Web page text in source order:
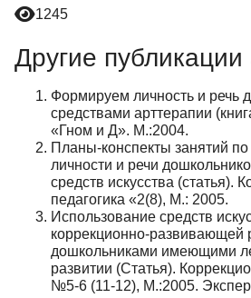
1245
Другие публикации
Формируем личность и речь
средствами арттерапии
«Гном и Д». М.:2004.
Планы-конспекты занятий
личности и речи
средств искусства (статья).
педагогика «2(8), М.: 2005.
Использование средств
коррекционно-развивающей
дошкольниками имеющими
развитии (Статья).
№5-6 (11-12), М.:2005.